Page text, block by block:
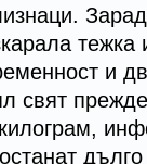
тежка
и
свят